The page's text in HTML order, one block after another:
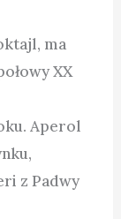
ma
XX
Aperol
z Padwy